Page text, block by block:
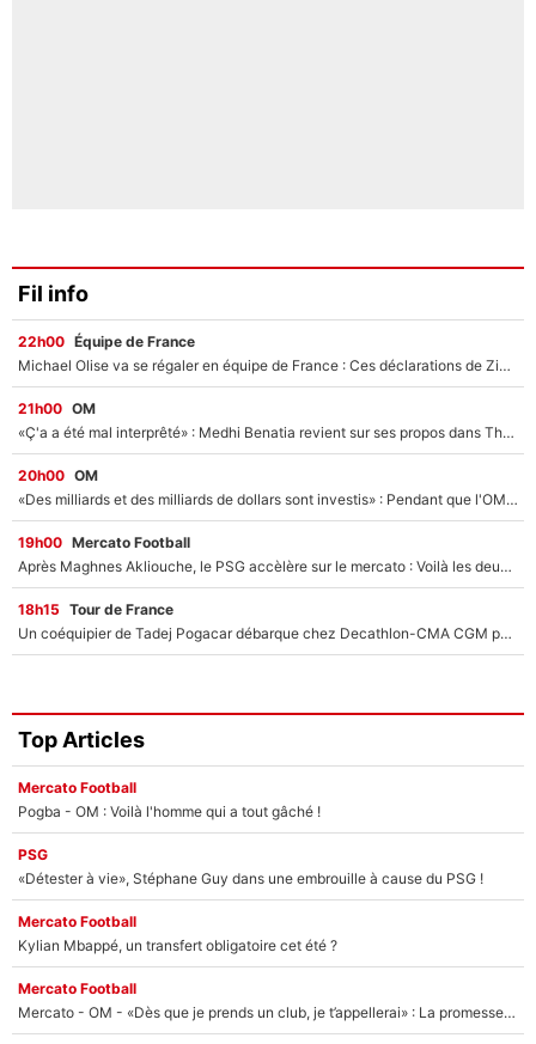
Fil info
22h00 Équipe de France
Michael Olise va se régaler en équipe de France : Ces déclarations de Zinedine Zidane qui prouvent qu'il va tout miser sur la star du Bayern Munich !
21h00 OM
«Ç'a a été mal interprêté» : Medhi Benatia revient sur ses propos dans The Bridge et précise ses conditions pour rejoindre le PSG !
20h00 OM
«Des milliards et des milliards de dollars sont investis» : Pendant que l'OM est en pleine crise financière, Frank McCourt lance un nouveau projet à 260M€ !
19h00 Mercato Football
Après Maghnes Akliouche, le PSG accèlère sur le mercato : Voilà les deux nouvelles recrues qui vont signer la semaine prochaine ?
18h15 Tour de France
Un coéquipier de Tadej Pogacar débarque chez Decathlon-CMA CGM pour épauler Paul Seixas : «Mes meilleures années sont à venir»
Top Articles
Mercato Football
Pogba - OM : Voilà l'homme qui a tout gâché !
PSG
«Détester à vie», Stéphane Guy dans une embrouille à cause du PSG !
Mercato Football
Kylian Mbappé, un transfert obligatoire cet été ?
Mercato Football
Mercato - OM - «Dès que je prends un club, je t’appellerai» : La promesse de Marcelino au moment de claquer la porte